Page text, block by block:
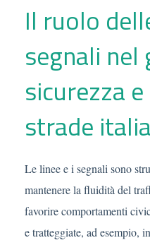
Il ruolo
segnali
sicurezza
strade
Le linee e i segnali sono
mantenere la fluidità del
favorire comportamenti
e tratteggiate, ad esempio,